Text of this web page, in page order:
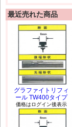
最近売れた商品
グラファイトリフィ
ール TW400タイプ
価格はログイン後表示